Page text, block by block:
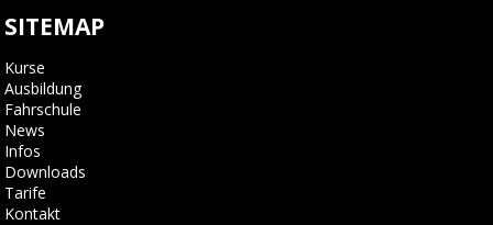
SITEMAP
Kurse
Ausbildung
Fahrschule
News
Infos
Downloads
Tarife
Kontakt